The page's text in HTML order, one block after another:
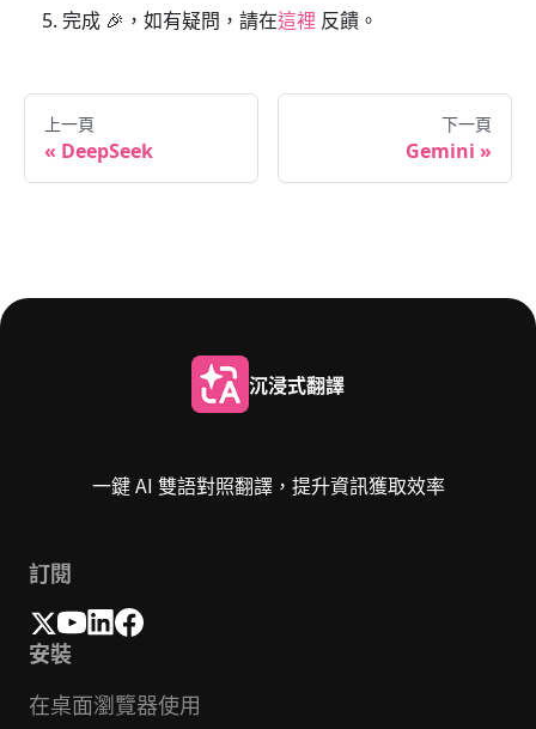
完成 🎉，如有疑問，請在這裡 反饋。
上一頁
DeepSeek
下一頁
Gemini
沉浸式翻譯
一鍵 AI 雙語對照翻譯，提升資訊獲取效率
訂閱
安裝
在桌面瀏覽器使用